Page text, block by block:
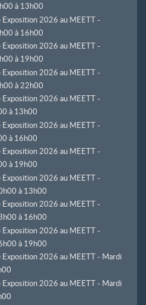
à 13h00
Exposition 2026 au MEETT -
à 16h00
Exposition 2026 au MEETT -
à 19h00
Exposition 2026 au MEETT -
à 22h00
Exposition 2026 au MEETT -
à 13h00
Exposition 2026 au MEETT -
à 16h00
Exposition 2026 au MEETT -
à 19h00
Exposition 2026 au MEETT -
à 13h00
Exposition 2026 au MEETT -
à 16h00
Exposition 2026 au MEETT -
à 19h00
Exposition 2026 au MEETT - Mardi
Exposition 2026 au MEETT - Mardi